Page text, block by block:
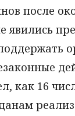
после
явились
как 16